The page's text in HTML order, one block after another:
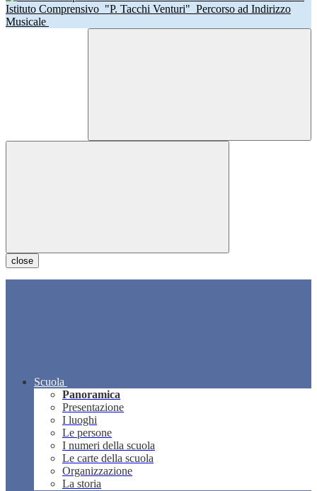
Istituto Comprensivo "P. Tacchi Venturi" Percorso ad Indirizzo
Musicale
close
Scuola
Panoramica
Presentazione
I luoghi
Le persone
I numeri della scuola
Le carte della scuola
Organizzazione
La storia